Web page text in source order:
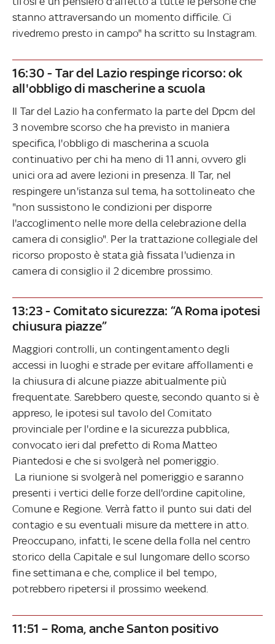
stanno attraversando un momento difficile. Ci
rivedremo presto in campo" ha scritto su Instagram.
16:30 - Tar del Lazio respinge ricorso: ok
all'obbligo di mascherine a scuola
Il Tar del Lazio ha confermato la parte del Dpcm del
3 novembre scorso che ha previsto in maniera
specifica, l'obbligo di mascherina a scuola
continuativo per chi ha meno di 11 anni, ovvero gli
unici ora ad avere lezioni in presenza. Il Tar, nel
respingere un'istanza sul tema, ha sottolineato che
"non sussistono le condizioni per disporre
l'accoglimento nelle more della celebrazione della
camera di consiglio". Per la trattazione collegiale del
ricorso proposto è stata già fissata l'udienza in
camera di consiglio il 2 dicembre prossimo.
13:23 - Comitato sicurezza: “A Roma ipotesi
chiusura piazze”
Maggiori controlli, un contingentamento degli
accessi in luoghi e strade per evitare affollamenti e
la chiusura di alcune piazze abitualmente più
frequentate. Sarebbero queste, secondo quanto si è
appreso, le ipotesi sul tavolo del Comitato
provinciale per l'ordine e la sicurezza pubblica,
convocato ieri dal prefetto di Roma Matteo
Piantedosi e che si svolgerà nel pomeriggio.
La riunione si svolgerà nel pomeriggio e saranno
presenti i vertici delle forze dell'ordine capitoline,
Comune e Regione. Verrà fatto il punto sui dati del
contagio e su eventuali misure da mettere in atto.
Preoccupano, infatti, le scene della folla nel centro
storico della Capitale e sul lungomare dello scorso
fine settimana e che, complice il bel tempo,
potrebbero ripetersi il prossimo weekend.
11:51 – Roma, anche Santon positivo